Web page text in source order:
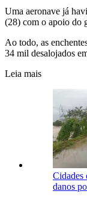
Uma aeronave já
(28) com o apoio do
Ao todo, as
34 mil desalojados
Leia mais
Cidades
danos